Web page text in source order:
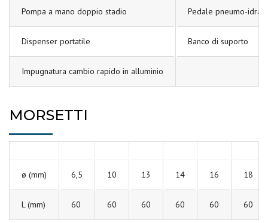
Pompa a mano doppio stadio Pedale pneumo-
Dispenser portatile Banco di suporto
Impugnatura cambio rapido in alluminio
MORSETTI
ø (mm) 6,5 10 13 14 16 18
L (mm) 60 60 60 60 60 60